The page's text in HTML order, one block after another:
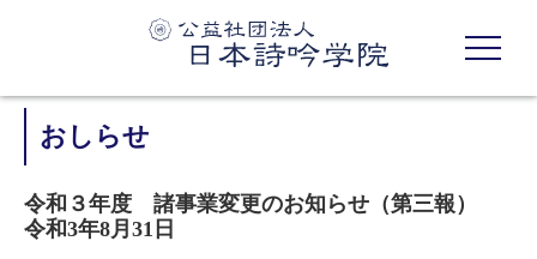
おしらせ
令和３年度 諸事業変更のお知らせ（第三報）
令和3年8月31日